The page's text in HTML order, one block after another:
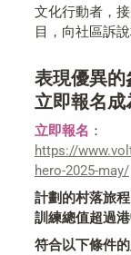
文化行動者，
目，向社區訴
表現優異的
立即報名成
立即報名 ：
https://
hero-2025-may/
計劃的村落旅
訓練總值超過
符合以下條件